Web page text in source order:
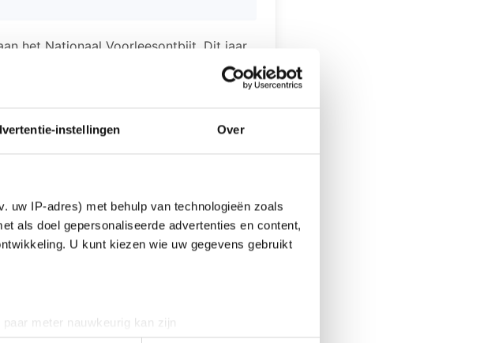
instellingen Over
uw IP-adres) met behulp van technologieën zoals
als doel gepersonaliseerde advertenties en content,
U kunt kiezen wie uw gegevens gebruikt
meter nauwkeurig kan zijn
het Nationaal Voorleesontbijt. Dit jaar
Een verrassing!' geschreven door
lekker eten, nieuwe dingen
de balie in de bibliotheek. Bibliotheek
workshops, lezingen,
complete programma.